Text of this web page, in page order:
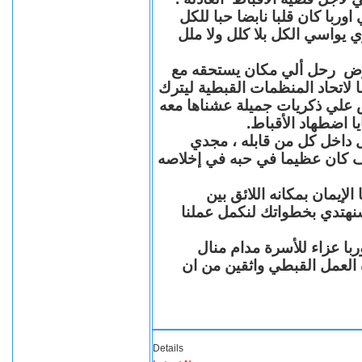
كان قلبا نابضا حبا للكل
يواسي الكل بلا كلل ولا ملل
رحل ألي مكان يستحقه مع
المنظمات القبطية ليترك
علي ذكريات جميلة عشناها معه
اضطهاد الأقباط.
داخل كل من قابله ، مجدي
عظيما في حبه في إخلاصه
بمكانه اللائق بين
بخطواتك لنكمل عملنا
عزاء للأسرة مدام منال
العمل القبطي واثقين من ان
Details